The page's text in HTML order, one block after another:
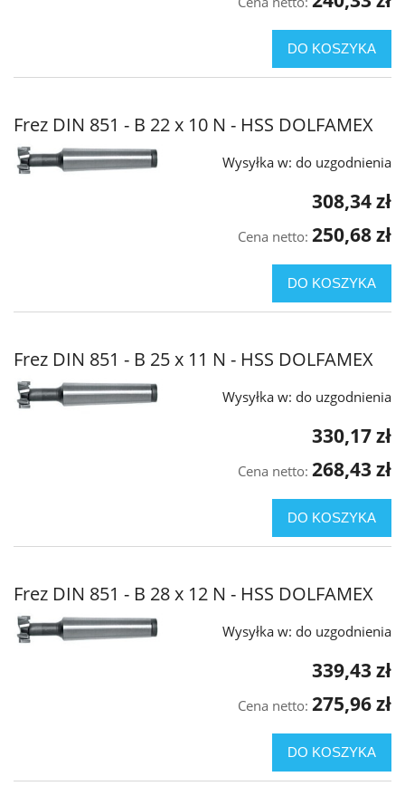
DO KOSZYKA
Frez DIN 851 - B 22 x 10 N - HSS DOLFAMEX
Wysyłka w: do uzgodnienia
308,34 zł
Cena netto: 250,68 zł
DO KOSZYKA
Frez DIN 851 - B 25 x 11 N - HSS DOLFAMEX
Wysyłka w: do uzgodnienia
330,17 zł
Cena netto: 268,43 zł
DO KOSZYKA
Frez DIN 851 - B 28 x 12 N - HSS DOLFAMEX
Wysyłka w: do uzgodnienia
339,43 zł
Cena netto: 275,96 zł
DO KOSZYKA